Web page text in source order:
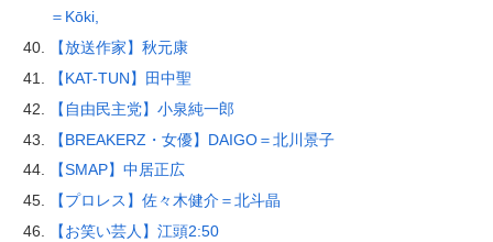
＝Kōki,
【放送作家】秋元康
【KAT-TUN】田中聖
【自由民主党】小泉純一郎
【BREAKERZ・女優】DAIGO＝北川景子
【SMAP】中居正広
【プロレス】佐々木健介＝北斗晶
【お笑い芸人】江頭2:50